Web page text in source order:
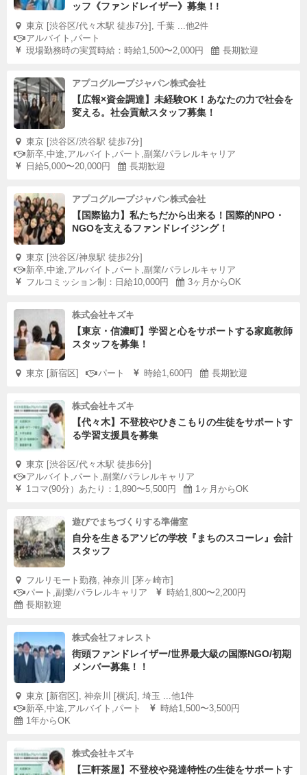
ッフ《ファンドレイザー》募集！!
東京 [渋谷区/代々木駅 徒歩7分], 千葉 ...他2件
アルバイト,パート
現場勤務時の実質時給：時給1,500〜2,000円
長期歓迎
アプコグループジャパン株式会社
【広報×資金調達】未経験OK！あなたの力で社会を
変える。社会貢献スタッフ募集！
東京 [渋谷区/渋谷駅 徒歩7分]
新卒,中途,アルバイト,パート,副業/パラレルキャリア
日給5,000〜20,000円
長期歓迎
アプコグループジャパン株式会社
【国際協力】私たちだから出来る！国際的NPO・
NGOを支えるファンドレイジング！
東京 [渋谷区/神泉駅 徒歩2分]
新卒,中途,アルバイト,パート,副業/パラレルキャリア
フルコミッション制：日給10,000円
3ヶ月からOK
株式会社キズキ
【東京・信濃町】学習と心をサポートする家庭教師
スタッフを募集！
東京 [新宿区] パート 時給1,600円 長期歓迎
株式会社キズキ
【代々木】不登校やひきこもりの生徒をサポートす
る学習支援員を募集
東京 [渋谷区/代々木駅 徒歩6分]
アルバイト,パート,副業/パラレルキャリア
1コマ(90分）あたり：1,890〜5,500円
1ヶ月からOK
遊びでまちづくりする準備室
自分を生きるアソビの学校『まちのスコーレ』会計
スタッフ
フルリモート勤務, 神奈川 [茅ヶ崎市]
パート,副業/パラレルキャリア
時給1,800〜2,200円
長期歓迎
株式会社フォレスト
街頭ファンドレイザー/世界最大級の国際NGO/初期
メンバー募集！！
東京 [新宿区], 神奈川 [横浜], 埼玉 ...他1件
新卒,中途,アルバイト,パート
時給1,500〜3,500円
1年からOK
株式会社キズキ
【三軒茶屋】不登校や発達特性の生徒をサポートす